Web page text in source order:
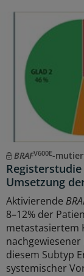
BRAFV600E-
Umsetzung
Aktivierende
8–12% der
metastasiertem
diesem Subtyp
systemischer